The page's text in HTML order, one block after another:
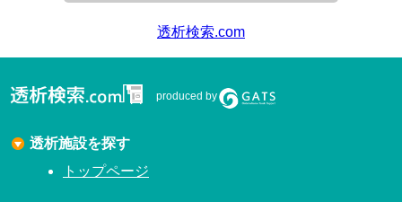
produced by
透析施設を探す
トップページ